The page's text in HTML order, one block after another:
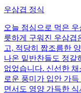
우삼겹 정식
오늘 점심으로 먹은
릇하게 구워진 우삼겹
고, 적당히 짭조름한
나온 밑반찬들도 정갈
없었습니다. 신선한
로운 풍미가 입안 가
면서도 영양 가득한